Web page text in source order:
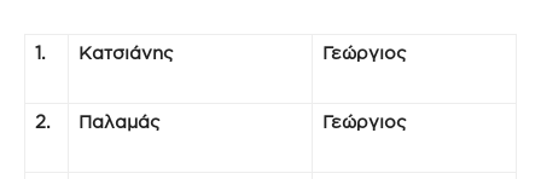
1. Κατσιάνης Γεώργιος
2. Παλαμάς Γεώργιος